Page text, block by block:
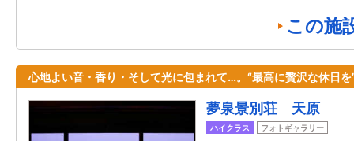
この施
心地よい音・香り・そして光に包まれて…。“最高に贅沢な休日を
夢泉景別荘 天原
ハイクラス フォトギャラリー